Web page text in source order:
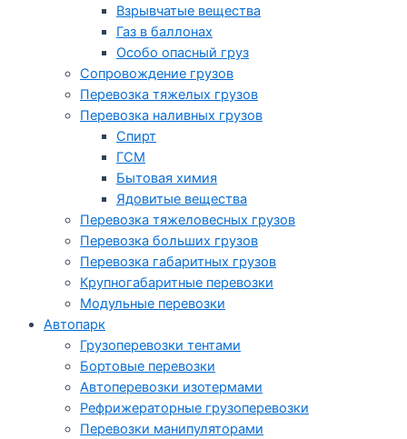
Взрывчатые вещества
Газ в баллонах
Особо опасный груз
Cопровождение грузов
Перевозка тяжелых грузов
Перевозка наливных грузов
Спирт
ГСМ
Бытовая химия
Ядовитые вещества
Перевозка тяжеловесных грузов
Перевозка больших грузов
Перевозка габаритных грузов
Крупногабаритные перевозки
Модульные перевозки
Автопарк
Грузоперевозки тентами
Бортовые перевозки
Автоперевозки изотермами
Рефрижераторные грузоперевозки
Перевозки манипуляторами